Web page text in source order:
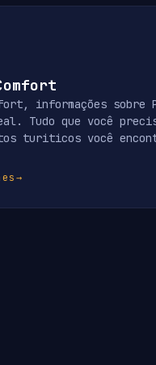
informações sobre
Tudo que você
turiticos você
→